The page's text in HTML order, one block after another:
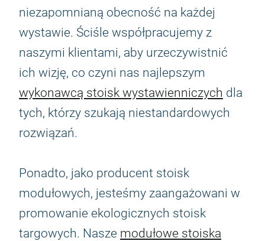
niezapomnianą obecność na każdej
wystawie. Ściśle współpracujemy z
naszymi klientami, aby urzeczywistnić
ich wizję, co czyni nas najlepszym
wykonawcą stoisk wystawienniczych dla
tych, którzy szukają niestandardowych
rozwiązań.
Ponadto, jako producent stoisk
modułowych, jesteśmy zaangażowani w
promowanie ekologicznych stoisk
targowych. Nasze modułowe stoiska